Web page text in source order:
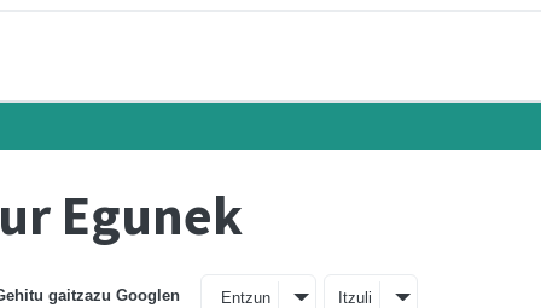
Egunek
gaitzazu Googlen Entzun Itzuli